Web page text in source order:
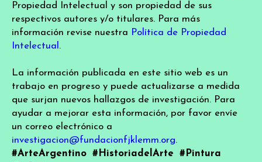
Propiedad Intelectual y son propiedad de sus
respectivos autores y/o titulares. Para más
información revise nuestra Política de Propiedad
Intelectual .
La información publicada en este sitio web es un
trabajo en progreso y puede actualizarse a medida
que surjan nuevos hallazgos de investigación. Para
ayudar a mejorar esta información, por favor envíe
un correo electrónico a
investigacion@fundacionfjklemm.org.
#ArteArgentino #HistoriadelArte #Pintura